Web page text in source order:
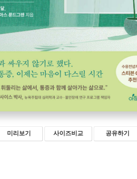
미리보기 사이즈비교 공유하기